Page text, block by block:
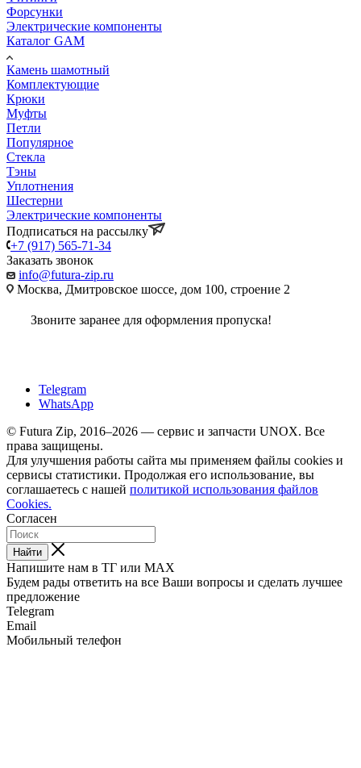
Форсунки
Электрические компоненты
Каталог GAM
Камень шамотный
Комплектующие
Крюки
Муфты
Петли
Популярное
Стекла
Тэны
Уплотнения
Шестерни
Электрические компоненты
Подписаться на рассылку
+7 (917) 565-71-34
Заказать звонок
info@futura-zip.ru
Москва, Дмитровское шоссе, дом 100, строение 2
Звоните заранее для оформления пропуска!
Telegram
WhatsApp
© Futura Zip, 2016–2026 — сервис и запчасти UNOX. Все
права защищены.
Для улучшения работы сайта мы применяем файлы cookies и
сервисы статистики. Продолжая его использование, вы
соглашаетесь с нашей политикой использования файлов
Cookies.
Согласен
Найти
Напишите нам в ТГ или MAX
Будем рады ответить на все Ваши вопросы и сделать лучшее
предложение
Telegram
Email
Мобильный телефон